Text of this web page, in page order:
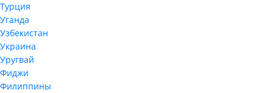
Турция
Уганда
Узбекистан
Украина
Уругвай
Фиджи
Филиппины